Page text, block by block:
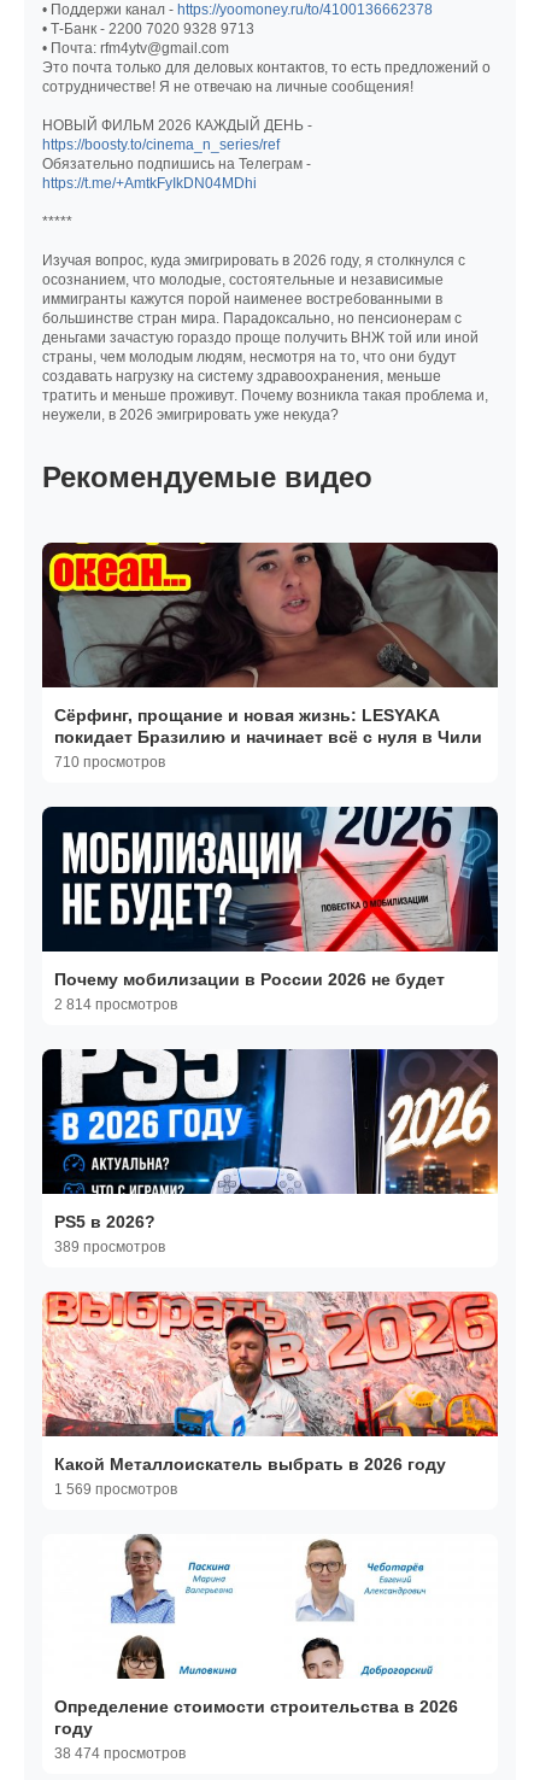
• Поддержи канал - https://yoomoney.ru/to/4100136662378
• Т-Банк - 2200 7020 9328 9713
• Почта: rfm4ytv@gmail.com
Это почта только для деловых контактов, то есть предложений о
сотрудничестве! Я не отвечаю на личные сообщения!
НОВЫЙ ФИЛЬМ 2026 КАЖДЫЙ ДЕНЬ -
https://boosty.to/cinema_n_series/ref
Обязательно подпишись на Телеграм -
https://t.me/+AmtkFyIkDN04MDhi
*****
Изучая вопрос, куда эмигрировать в 2026 году, я столкнулся с
осознанием, что молодые, состоятельные и независимые
иммигранты кажутся порой наименее востребованными в
большинстве стран мира. Парадоксально, но пенсионерам с
деньгами зачастую гораздо проще получить ВНЖ той или иной
страны, чем молодым людям, несмотря на то, что они будут
создавать нагрузку на систему здравоохранения, меньше
тратить и меньше проживут. Почему возникла такая проблема и,
неужели, в 2026 эмигрировать уже некуда?
Рекомендуемые видео
Сёрфинг, прощание и новая жизнь: LESYAKA
покидает Бразилию и начинает всё с нуля в Чили
710 просмотров
Почему мобилизации в России 2026 не будет
2 814 просмотров
PS5 в 2026?
389 просмотров
Какой Металлоискатель выбрать в 2026 году
1 569 просмотров
Определение стоимости строительства в 2026
году
38 474 просмотров